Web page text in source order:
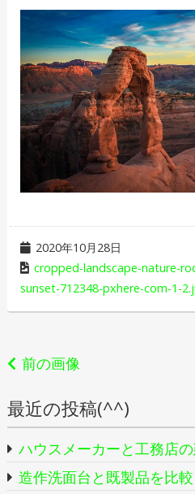
2020年10月28日
cropped-landscape-nature-
sunset-712348-pxhere-com-1-
前の画像
最近の投稿(^^)
ハウスメーカーと工務店
造作洗面台と既製品を比較